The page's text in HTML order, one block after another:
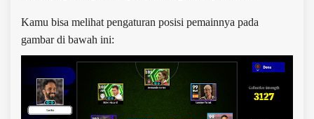
Kamu bisa melihat pengaturan posisi pemainnya pada
gambar di bawah ini: